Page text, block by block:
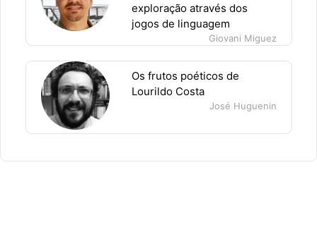
exploração através dos
jogos de linguagem
Giovani Miguez
Os frutos poéticos de
Lourildo Costa
José Huguenin